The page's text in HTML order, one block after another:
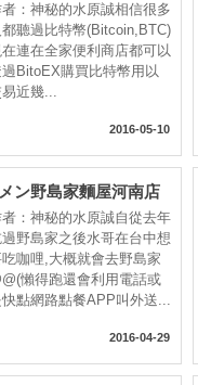
萊特幣
狗幣(DOGECOIN,
ETH)?
：神秘的水原誠相信很多
都聽過比特幣(Bitcoin,BTC)
連在全家便利商店都可以
BitoEX購買比特幣用以
近幾...
2016-05-10
ン野島家麵屋河南店
拉麵降臨, 日式平價大
更過癮!
：神秘的水原誠自從去年
過野島家之後水哥在台中想
咖哩,大概就會去野島家
懶得跑還會利用電話或
快點網路點餐APP叫外送...
2016-04-29